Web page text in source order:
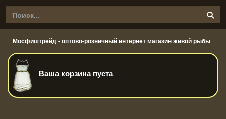
Мосфиштрейд - оптово-розничный интернет магазин живой рыбы
Ваша корзина пуста